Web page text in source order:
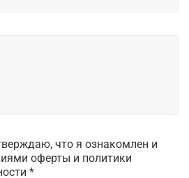
что я ознакомлен и
оферты и политики
*